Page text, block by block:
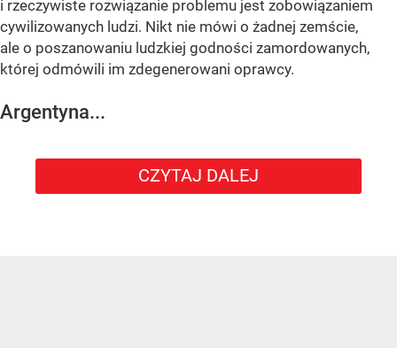
i rzeczywiste rozwiązanie problemu jest zobowiązaniem
cywilizowanych ludzi. Nikt nie mówi o żadnej zemście,
ale o poszanowaniu ludzkiej godności zamordowanych,
której odmówili im zdegenerowani oprawcy.
Argentyna...
CZYTAJ DALEJ